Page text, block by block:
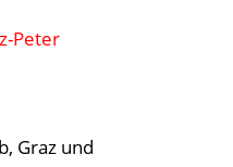
Peter
Graz und